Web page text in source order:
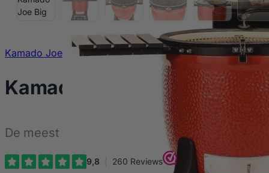
Kamado Joe
Kamado Joe Big Joe 3
De meest complete oplossing voor grillen,